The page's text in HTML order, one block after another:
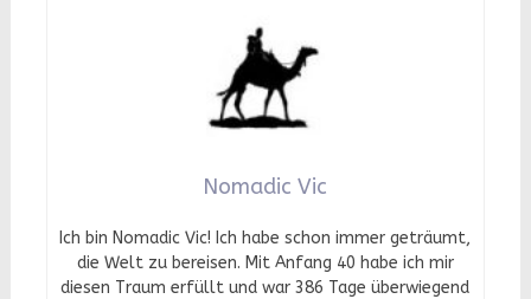
Nomadic Vic
Ich bin Nomadic Vic! Ich habe schon immer geträumt,
die Welt zu bereisen. Mit Anfang 40 habe ich mir
diesen Traum erfüllt und war 386 Tage überwiegend